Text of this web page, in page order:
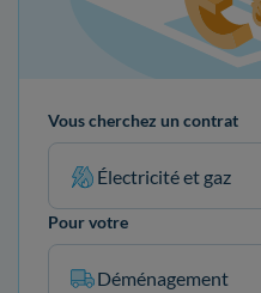
Vous cherchez un contrat
Électricité et gaz
Pour votre
Déménagement